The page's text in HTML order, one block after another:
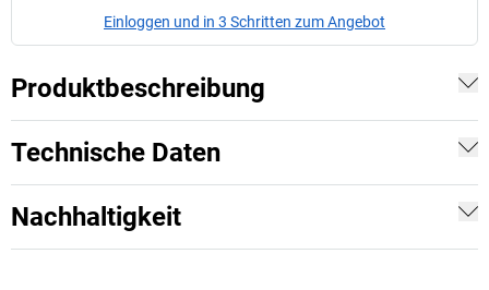
Einloggen und in 3 Schritten zum Angebot
Produktbeschreibung
Technische Daten
Nachhaltigkeit